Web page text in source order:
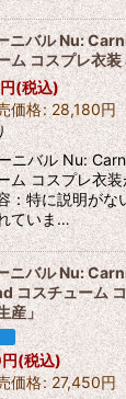
ニバル Nu:
ム コスプレ衣
円(税込)
価格: 28,180円
ニバル Nu:
ム コスプレ衣
：特に説明がな
ていま…
ニバル Nu:
コスチューム
産」
円(税込)
価格: 27,450円